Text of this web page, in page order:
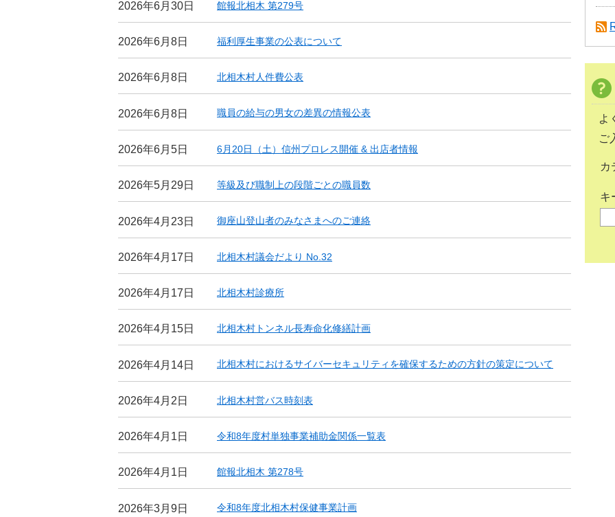
2026年6月30日 館報北相木 第279号
2026年6月8日 福利厚生事業の公表について
2026年6月8日 北相木村人件費公表
2026年6月8日 職員の給与の男女の差異の情報公表
2026年6月5日 6月20日（土）信州プロレス開催 & 出店者情報
2026年5月29日 等級及び職制上の段階ごとの職員数
2026年4月23日 御座山登山者のみなさまへのご連絡
2026年4月17日 北相木村議会だより No.32
2026年4月17日 北相木村診療所
2026年4月15日 北相木村トンネル長寿命化修繕計画
2026年4月14日 北相木村におけるサイバーセキュリティを確保するための方針の策定について
2026年4月2日 北相木村営バス時刻表
2026年4月1日 令和8年度村単独事業補助金関係一覧表
2026年4月1日 館報北相木 第278号
2026年3月9日 令和8年度北相木村保健事業計画
よ
ご
カ
キ